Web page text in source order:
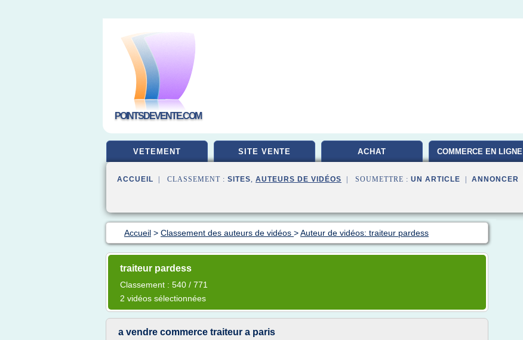
POINTSDEVENTE.COM
VETEMENT SITE VENTE ACHAT COMMERCE EN LIGNE
ACCUEIL | CLASSEMENT : SITES, AUTEURS DE VIDÉOS | SOUMETTRE : UN ARTICLE ANNONCER
Accueil > Classement des auteurs de vidéos >Auteur de vidéos: traiteur pardess
traiteur pardess
Classement : 540 / 771
2 vidéos sélectionnées
a vendre commerce traiteur a paris